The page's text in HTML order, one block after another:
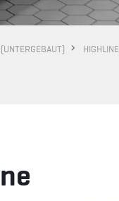
HIGHLINE